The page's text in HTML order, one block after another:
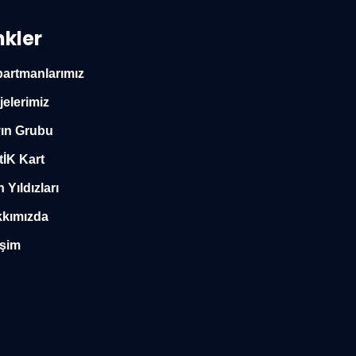
Grubu
Kart
Yıldızları